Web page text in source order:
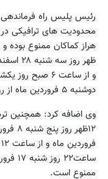
رئیس پلیس راه فرماندهی
محدودیت های ترافیکی در
دوشنبه ۵ فروردین ماه از رودهن به آمل و بالعکس ممنوع است.
وی اضافه کرد: همچنین
ممنوع است.